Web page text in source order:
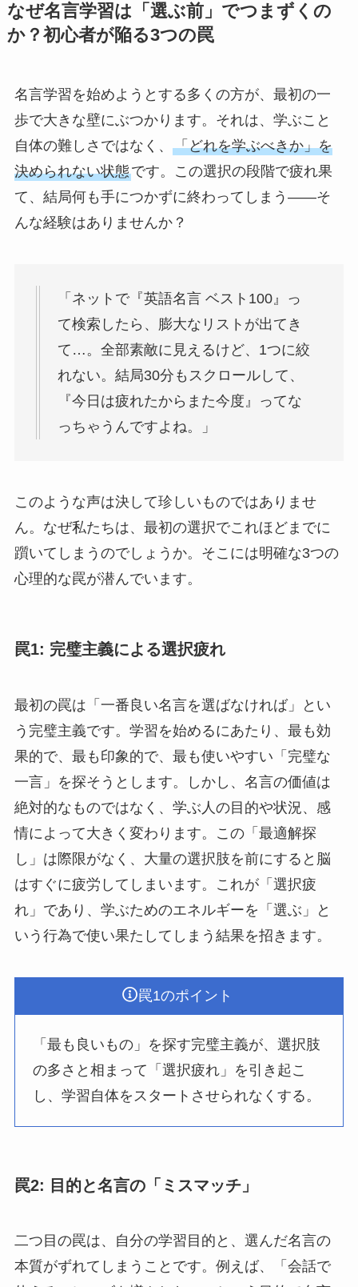
なぜ名言学習は「選ぶ前」でつまずくの
か？初心者が陥る3つの罠
名言学習を始めようとする多くの方が、最初の一
歩で大きな壁にぶつかります。それは、学ぶこと
自体の難しさではなく、 「どれを学ぶべきか」を
決められない状態です。この選択の段階で疲れ果
て、結局何も手につかずに終わってしまう——そ
んな経験はありませんか？
「ネットで『英語名言 ベスト100』っ
て検索したら、膨大なリストが出てき
て…。全部素敵に見えるけど、1つに絞
れない。結局30分もスクロールして、
『今日は疲れたからまた今度』ってな
っちゃうんですよね。」
このような声は決して珍しいものではありませ
ん。なぜ私たちは、最初の選択でこれほどまでに
躓いてしまうのでしょうか。そこには明確な3つの
心理的な罠が潜んでいます。
罠1: 完璧主義による選択疲れ
最初の罠は「一番良い名言を選ばなければ」とい
う完璧主義です。学習を始めるにあたり、最も効
果的で、最も印象的で、最も使いやすい「完璧な
一言」を探そうとします。しかし、名言の価値は
絶対的なものではなく、学ぶ人の目的や状況、感
情によって大きく変わります。この「最適解探
し」は際限がなく、大量の選択肢を前にすると脳
はすぐに疲労してしまいます。これが「選択疲
れ」であり、学ぶためのエネルギーを「選ぶ」と
いう行為で使い果たしてしまう結果を招きます。
罠1のポイント
「最も良いもの」を探す完璧主義が、選択肢
の多さと相まって「選択疲れ」を引き起こ
し、学習自体をスタートさせられなくする。
罠2: 目的と名言の「ミスマッチ」
二つ目の罠は、自分の学習目的と、選んだ名言の
本質がずれてしまうことです。例えば、「会話で